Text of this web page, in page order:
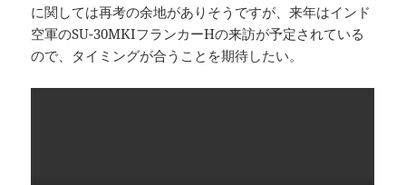
に関しては再考の余地がありそうですが、来年はインド
空軍のSU-30MKIフランカーHの来訪が予定されている
ので、タイミングが合うことを期待したい。